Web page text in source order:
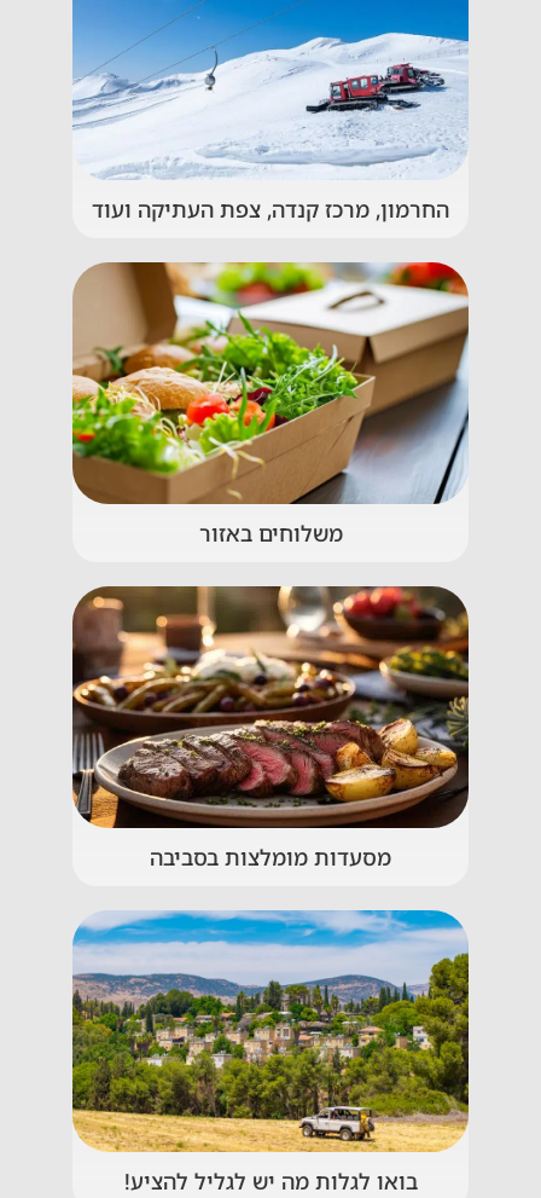
החרמון, מרכז קנדה, צפת העתיקה ועוד
משלוחים באזור
מסעדות מומלצות בסביבה
בואו לגלות מה יש לגליל להציע!